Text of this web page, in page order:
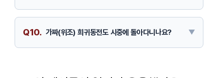
Q10. 가짜(위조) 희귀동전도 시중에 돌아다니나요?